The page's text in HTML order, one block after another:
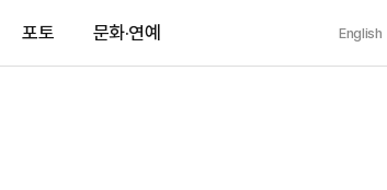
포토 문화·연예 English